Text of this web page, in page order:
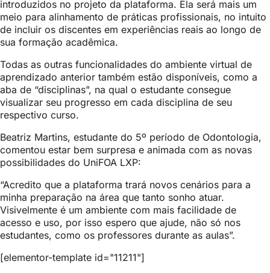
introduzidos no projeto da plataforma. Ela será mais um
meio para alinhamento de práticas profissionais, no intuito
de incluir os discentes em experiências reais ao longo de
sua formação acadêmica.
Todas as outras funcionalidades do ambiente virtual de
aprendizado anterior também estão disponíveis, como a
aba de “disciplinas”, na qual o estudante consegue
visualizar seu progresso em cada disciplina de seu
respectivo curso.
Beatriz Martins, estudante do 5º período de Odontologia,
comentou estar bem surpresa e animada com as novas
possibilidades do UniFOA LXP:
“Acredito que a plataforma trará novos cenários para a
minha preparação na área que tanto sonho atuar.
Visivelmente é um ambiente com mais facilidade de
acesso e uso, por isso espero que ajude, não só nos
estudantes, como os professores durante as aulas”.
[elementor-template id="11211"]